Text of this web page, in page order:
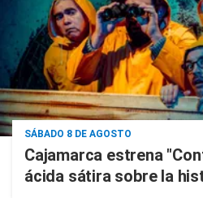
SÁBADO 8 DE AGOSTO
Cajamarca estrena
ácida sátira sobre la